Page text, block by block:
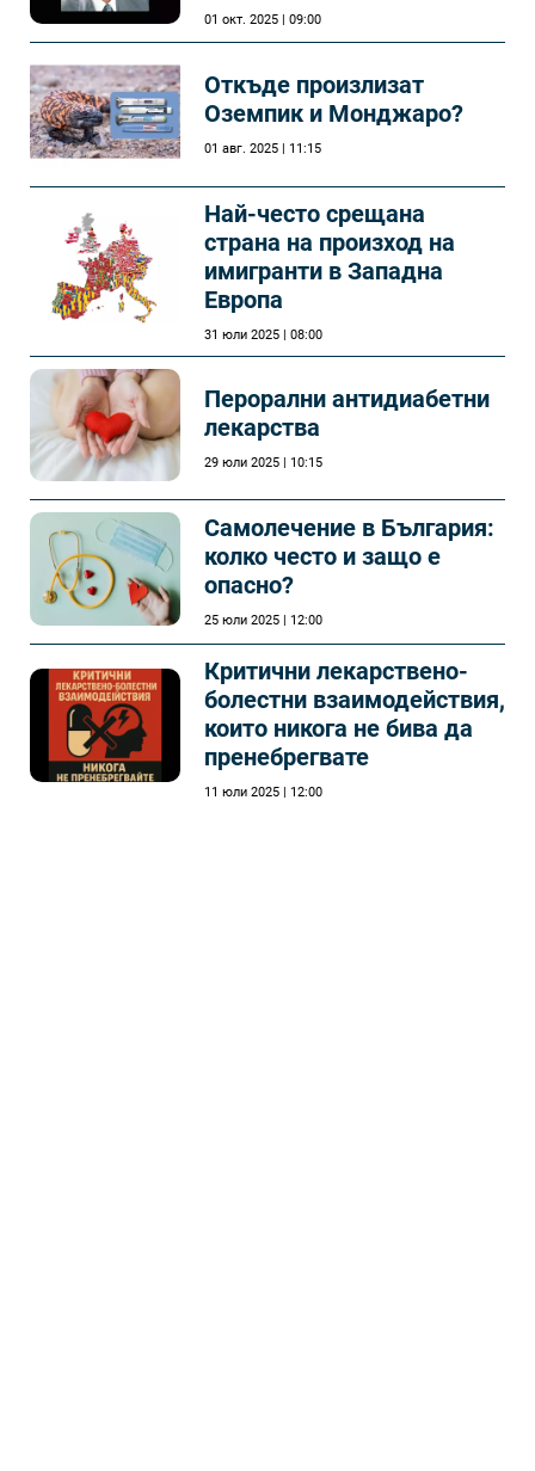
01 окт. 2025 | 09:00
Откъде произлизат
Оземпик и Монджаро?
01 авг. 2025 | 11:15
Най-често срещана
страна на произход на
имигранти в Западна
Европа
31 юли 2025 | 08:00
Перорални антидиабетни
лекарства
29 юли 2025 | 10:15
Самолечeние в България:
колко често и защо е
опасно?
25 юли 2025 | 12:00
Критични лекарствено-
болестни взаимодействия,
които никога не бива да
пренебрегвате
11 юли 2025 | 12:00